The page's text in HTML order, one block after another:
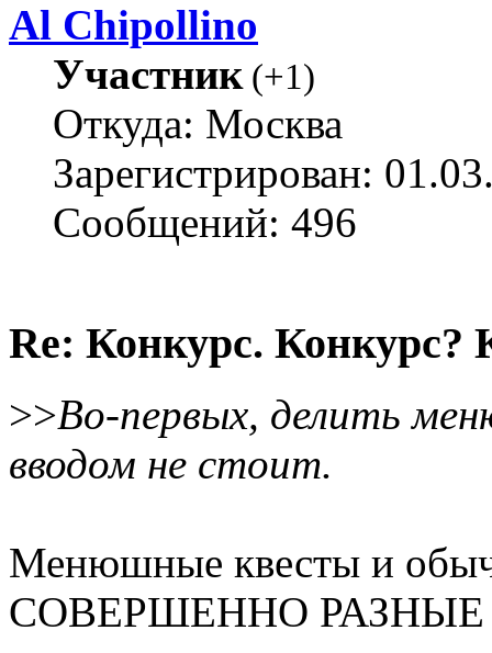
Al Chipollino
Участник(+1)
Откуда: Москва
Зарегистрирован:
Сообщений: 496
Re: Конкурс. Конкурс?
>>Во-первых, делить
вводом не стоит.
Менюшные квесты и
СОВЕРШЕННО РАЗНЫЕ